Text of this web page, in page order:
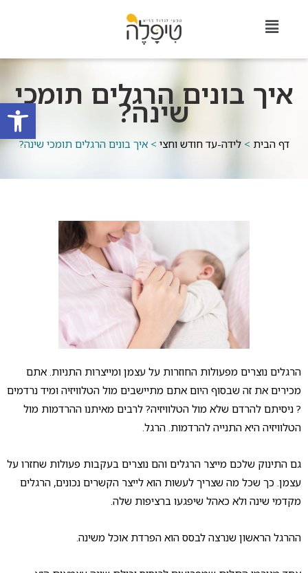
פתח
איך בונים הרגלים תומכי
שינה?
דף הבית >לידה-עד חודש וחצי >איך בונים הרגלים תומכי שינה?
הרגלים נוצרים מפעולות החוזרות על עצמן ומייצרות התניות. אתם
מכירים את זה שבסוף היום אתם מתיישבים מול הטלוויזיה ומיד נרדמים
? ניסיתם להרדם שלא מול הטלוויזיה? לרבים מאיתנו ההרדמות מול
הטלוויזיה היא התנייה להרדמות. הרגל.
גם התינוק שלכם מייצר הרגלים והם נוצרים בעקבות פעולות שחזרו על
עצמן. כך שכל מה שצריך לעשות הוא לייצר הקשרים נכונים, הרגלים
מקדמי שינה ולא כאהל שיפגעו ברציפות שלה.
ההרגל הראשון שנרצה לבסס הוא הפרדת אוכל משינה.